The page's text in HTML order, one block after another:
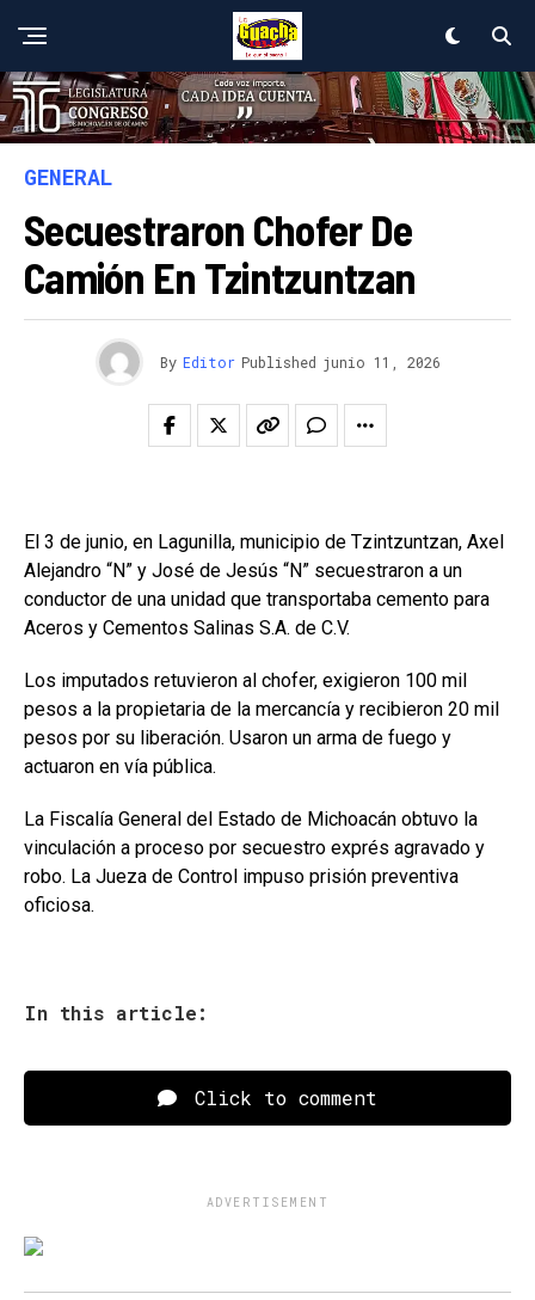
GENERAL
Secuestraron Chofer De
Camión En Tzintzuntzan
By Editor Published junio 11, 2026
El 3 de junio, en Lagunilla, municipio de Tzintzuntzan, Axel
Alejandro “N” y José de Jesús “N” secuestraron a un
conductor de una unidad que transportaba cemento para
Aceros y Cementos Salinas S.A. de C.V.
Los imputados retuvieron al chofer, exigieron 100 mil
pesos a la propietaria de la mercancía y recibieron 20 mil
pesos por su liberación. Usaron un arma de fuego y
actuaron en vía pública.
La Fiscalía General del Estado de Michoacán obtuvo la
vinculación a proceso por secuestro exprés agravado y
robo. La Jueza de Control impuso prisión preventiva
oficiosa.
In this article:
Click to comment
ADVERTISEMENT